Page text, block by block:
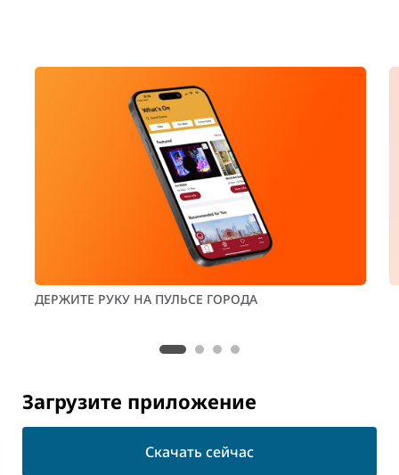
ДЕРЖИТЕ РУКУ НА ПУЛЬСЕ ГОРОДА
Загрузите приложение
Скачать сейчас